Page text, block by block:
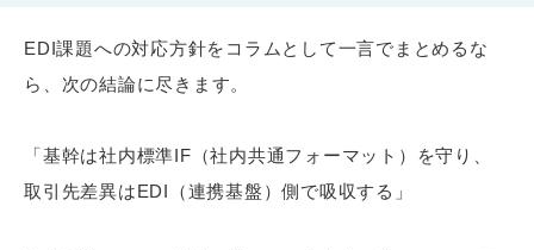
EDI課題への対応方針をコラムとして一言でまとめるな
ら、次の結論に尽きます。
「基幹は社内標準IF（社内共通フォーマット）を守り、
取引先差異はEDI（連携基盤）側で吸収する」